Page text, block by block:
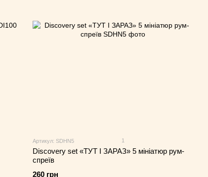
Артикул: SDHN5 1
Discovery set «ТУТ І ЗАРАЗ» 5 мініатюр рум-
спреїв
260 грн